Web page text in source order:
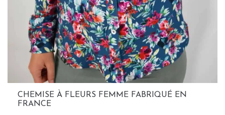
CHEMISE À FLEURS FEMME FABRIQUÉ EN
FRANCE